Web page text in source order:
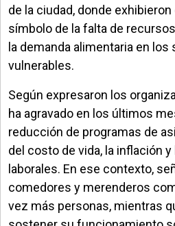
de la ciudad, donde
símbolo de la falta de
la demanda alimentaria en
vulnerables.
Según expresaron los
ha agravado en los últimos
reducción de programas de
del costo de vida, la inflación
laborales. En ese contexto,
comedores y merenderos
vez más personas, mientras